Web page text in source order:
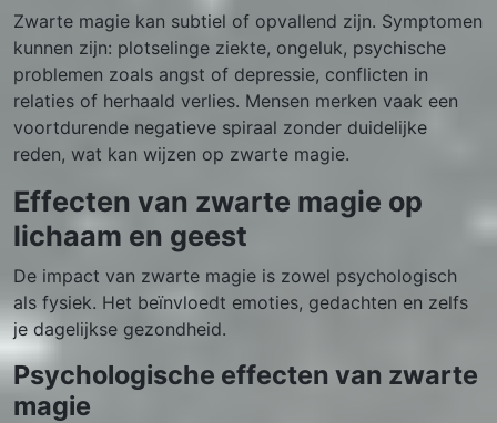
Zwarte magie kan subtiel of opvallend zijn. Symptomen
kunnen zijn: plotselinge ziekte, ongeluk, psychische
problemen zoals angst of depressie, conflicten in
relaties of herhaald verlies. Mensen merken vaak een
voortdurende negatieve spiraal zonder duidelijke
reden, wat kan wijzen op zwarte magie.
Effecten van zwarte magie op
lichaam en geest
De impact van zwarte magie is zowel psychologisch
als fysiek. Het beïnvloedt emoties, gedachten en zelfs
je dagelijkse gezondheid.
Psychologische effecten van zwarte
magie